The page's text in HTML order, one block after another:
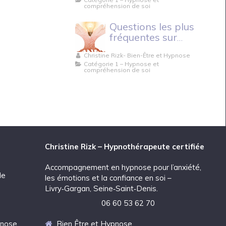
compréhension de soi
Questions les plus
fréquentes sur
Christine Rizk- Bien-Être et Hypnose
Catégorie 1 – Hypnose et
compréhension de soi
Christine Rizk – Hypnothérapeute certifiée
Accompagnement en hypnose pour l’anxiété,
les émotions et la confiance en soi –
Livry‑Gargan, Seine‑Saint‑Denis.
06 60 53 62 70
Bien Être et Hypnose